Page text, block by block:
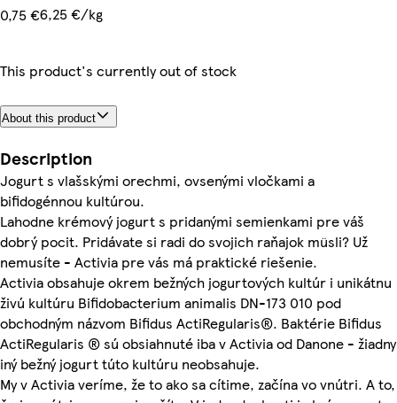
0,75 €6,25 €/kg
This product's currently out of stock
About this product
Description
Jogurt s vlašskými orechmi, ovsenými vločkami a
bifidogénnou kultúrou.
Lahodne krémový jogurt s pridanými semienkami pre váš
dobrý pocit. Pridávate si radi do svojich raňajok müsli? Už
nemusíte - Activia pre vás má praktické riešenie.
Activia obsahuje okrem bežných jogurtových kultúr i unikátnu
živú kultúru Bifidobacterium animalis DN-173 010 pod
obchodným názvom Bifidus ActiRegularis®. Baktérie Bifidus
ActiRegularis ® sú obsiahnuté iba v Activia od Danone - žiadny
iný bežný jogurt túto kultúru neobsahuje.
My v Activia veríme, že to ako sa cítime, začína vo vnútri. A to,